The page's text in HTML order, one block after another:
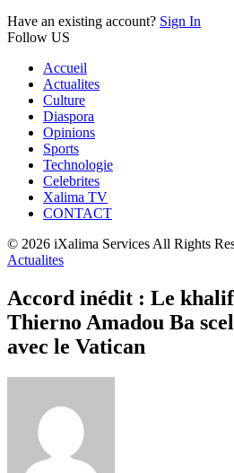
Have an existing account? Sign In
Follow US
Accueil
Actualites
Culture
Diaspora
Opinions
Sports
Technologie
Celebrites
Xalima TV
CONTACT
© 2026 iXalima Services All Rights
Actualites
Accord inédit : Le
Thierno Amadou Ba
avec le Vatican